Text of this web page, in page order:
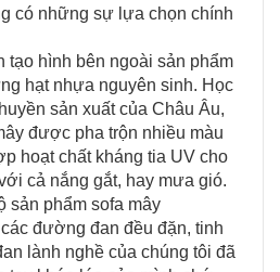
có những sự lựa chọn chính
tạo hình bên ngoài sản phẩm
hạt nhựa nguyên sinh. Học
sản xuất của Châu Âu,
được pha trộn nhiều màu
hoạt chất kháng tia UV cho
cả nắng gắt, hay mưa gió.
sản phẩm sofa mây
đường đan đều đặn, tinh
lành nghề của chúng tôi đã